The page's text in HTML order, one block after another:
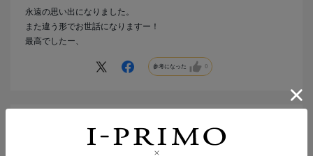
永遠の思い出になりました。
また違う形でお世話になりますー！
最高でしたー、
参考になった 0